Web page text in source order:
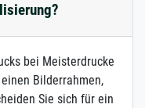
bei Meisterdrucke
Bilderrahmen,
Sie sich für ein